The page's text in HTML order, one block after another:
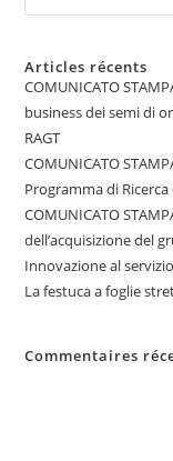
Articles récents
COMUNICATO
business dei semi di
RAGT
COMUNICATO
Programma di
COMUNICATO
dell’acquisizione del
Innovazione al
La festuca a foglie
Commentaires